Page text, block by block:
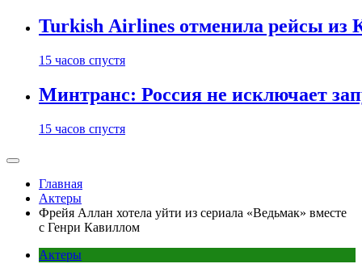
Turkish Airlines отменила рейсы из
15 часов спустя
Минтранс: Россия не исключает
15 часов спустя
Главная
Актеры
Фрейя Аллан хотела уйти из сериала «Ведьмак» вместе
с Генри Кавиллом
Актеры